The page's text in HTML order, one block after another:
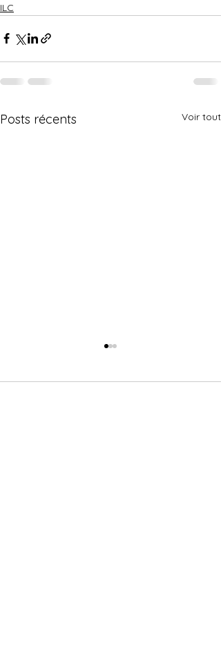
ILC
Posts récents Voir tout